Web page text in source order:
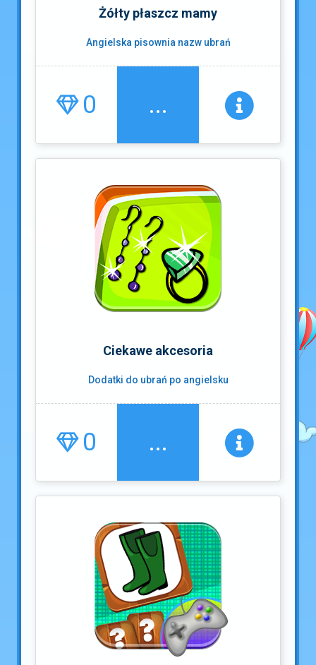
Żółty płaszcz mamy
Angielska pisownia nazw ubrań
0 ...
Ciekawe akcesoria
Dodatki do ubrań po angielsku
0 ...